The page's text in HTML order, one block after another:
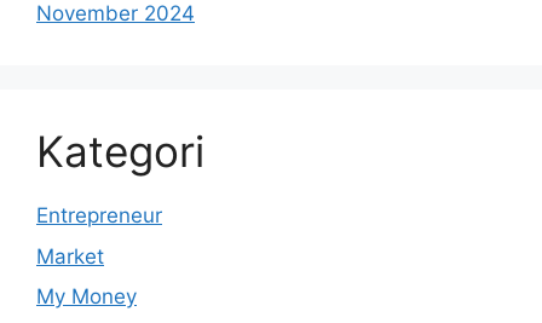
November 2024
Kategori
Entrepreneur
Market
My Money